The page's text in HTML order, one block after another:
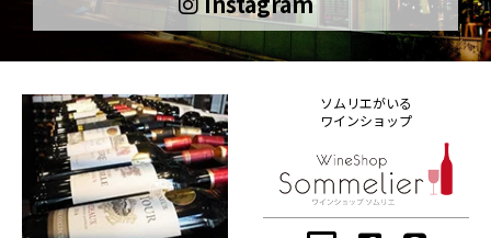
ソムリエがいる
ワインショップ